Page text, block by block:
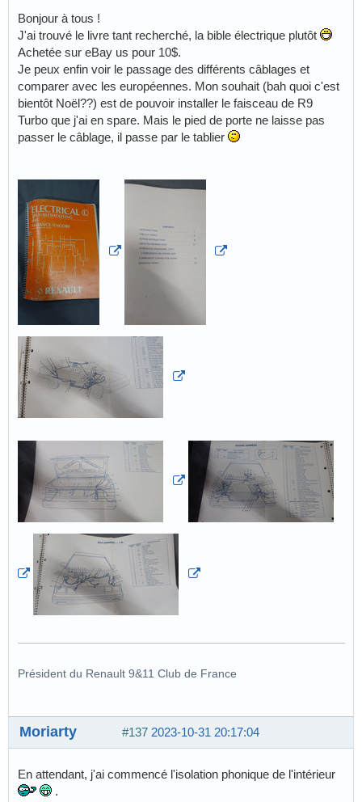
Bonjour à tous !
J'ai trouvé le livre tant recherché, la bible électrique plutôt
Achetée sur eBay us pour 10$.
Je peux enfin voir le passage des différents câblages et
comparer avec les européennes. Mon souhait (bah quoi c'est
bientôt Noël??) est de pouvoir installer le faisceau de R9
Turbo que j'ai en spare. Mais le pied de porte ne laisse pas
passer le câblage, il passe par le tablier
Président du Renault 9&11 Club de France
#137 2023-10-31 20:17:04
Moriarty
En attendant, j'ai commencé l'isolation phonique de l'intérieur
.